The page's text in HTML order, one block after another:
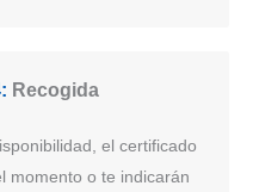
Recogida
el certificado
momento o te indicarán